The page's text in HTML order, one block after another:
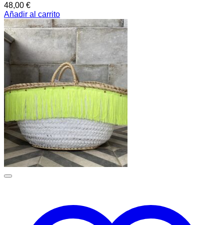
48,00 €
Añadir al carrito